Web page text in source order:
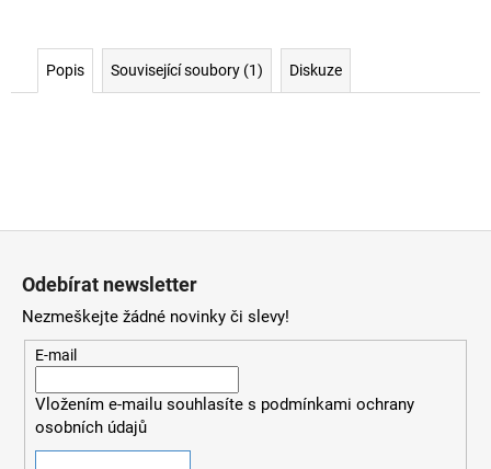
Popis Související soubory (1) Diskuze
Odebírat newsletter
Nezmeškejte žádné novinky či slevy!
E-mail
Vložením e-mailu souhlasíte s podmínkami ochrany
osobních údajů